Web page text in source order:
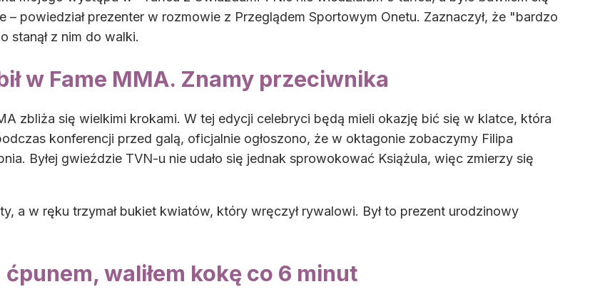
– powiedział prezenter w rozmowie z Przeglądem Sportowym Onetu. Zaznaczył, że "bardzo
stanął z nim do walki.
w Fame MMA. Znamy przeciwnika
zbliża się wielkimi krokami. W tej edycji celebryci będą mieli okazję bić się w klatce, która
konferencji przed galą, oficjalnie ogłoszono, że w oktagonie zobaczymy Filipa
Byłej gwieździe TVN-u nie udało się jednak sprowokować Książula, więc zmierzy się
a w ręku trzymał bukiet kwiatów, który wręczył rywalowi. Był to prezent urodzinowy
waliłem kokę co 6 minut